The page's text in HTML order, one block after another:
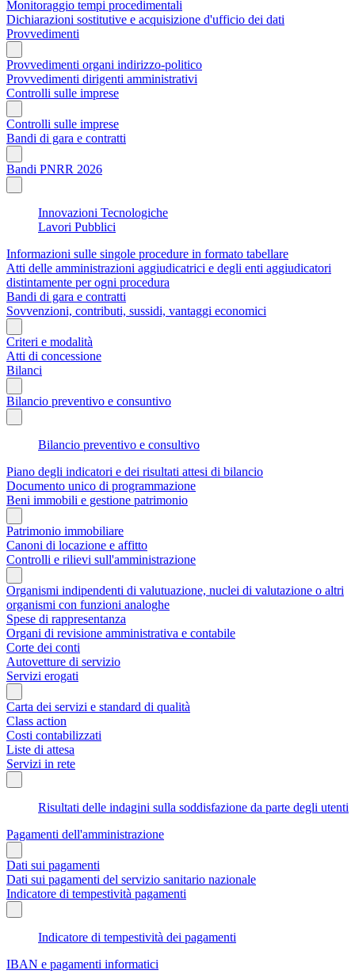
Monitoraggio tempi procedimentali
Dichiarazioni sostitutive e acquisizione d'ufficio dei dati
Provvedimenti
Provvedimenti organi indirizzo-politico
Provvedimenti dirigenti amministrativi
Controlli sulle imprese
Controlli sulle imprese
Bandi di gara e contratti
Bandi PNRR 2026
Innovazioni Tecnologiche
Lavori Pubblici
Informazioni sulle singole procedure in formato tabellare
Atti delle amministrazioni aggiudicatrici e degli enti aggiudicatori
distintamente per ogni procedura
Bandi di gara e contratti
Sovvenzioni, contributi, sussidi, vantaggi economici
Criteri e modalità
Atti di concessione
Bilanci
Bilancio preventivo e consuntivo
Bilancio preventivo e consultivo
Piano degli indicatori e dei risultati attesi di bilancio
Documento unico di programmazione
Beni immobili e gestione patrimonio
Patrimonio immobiliare
Canoni di locazione e affitto
Controlli e rilievi sull'amministrazione
Organismi indipendenti di valutuazione, nuclei di valutazione o altri
organismi con funzioni analoghe
Spese di rappresentanza
Organi di revisione amministrativa e contabile
Corte dei conti
Autovetture di servizio
Servizi erogati
Carta dei servizi e standard di qualità
Class action
Costi contabilizzati
Liste di attesa
Servizi in rete
Risultati delle indagini sulla soddisfazione da parte degli utenti
Pagamenti dell'amministrazione
Dati sui pagamenti
Dati sui pagamenti del servizio sanitario nazionale
Indicatore di tempestività pagamenti
Indicatore di tempestività dei pagamenti
IBAN e pagamenti informatici